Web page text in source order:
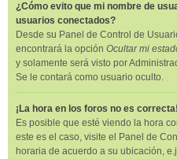
¿Cómo evito que mi nombre de
usuarios conectados?
Desde su Panel de Control de
encontrará la opción Ocultar mi
y solamente será visto por
Se le contará como usuario oculto.
¡La hora en los foros no es correcta!
Es posible que esté viendo la hora
este es el caso, visite el Panel de
horaria de acuerdo a su ubicación,